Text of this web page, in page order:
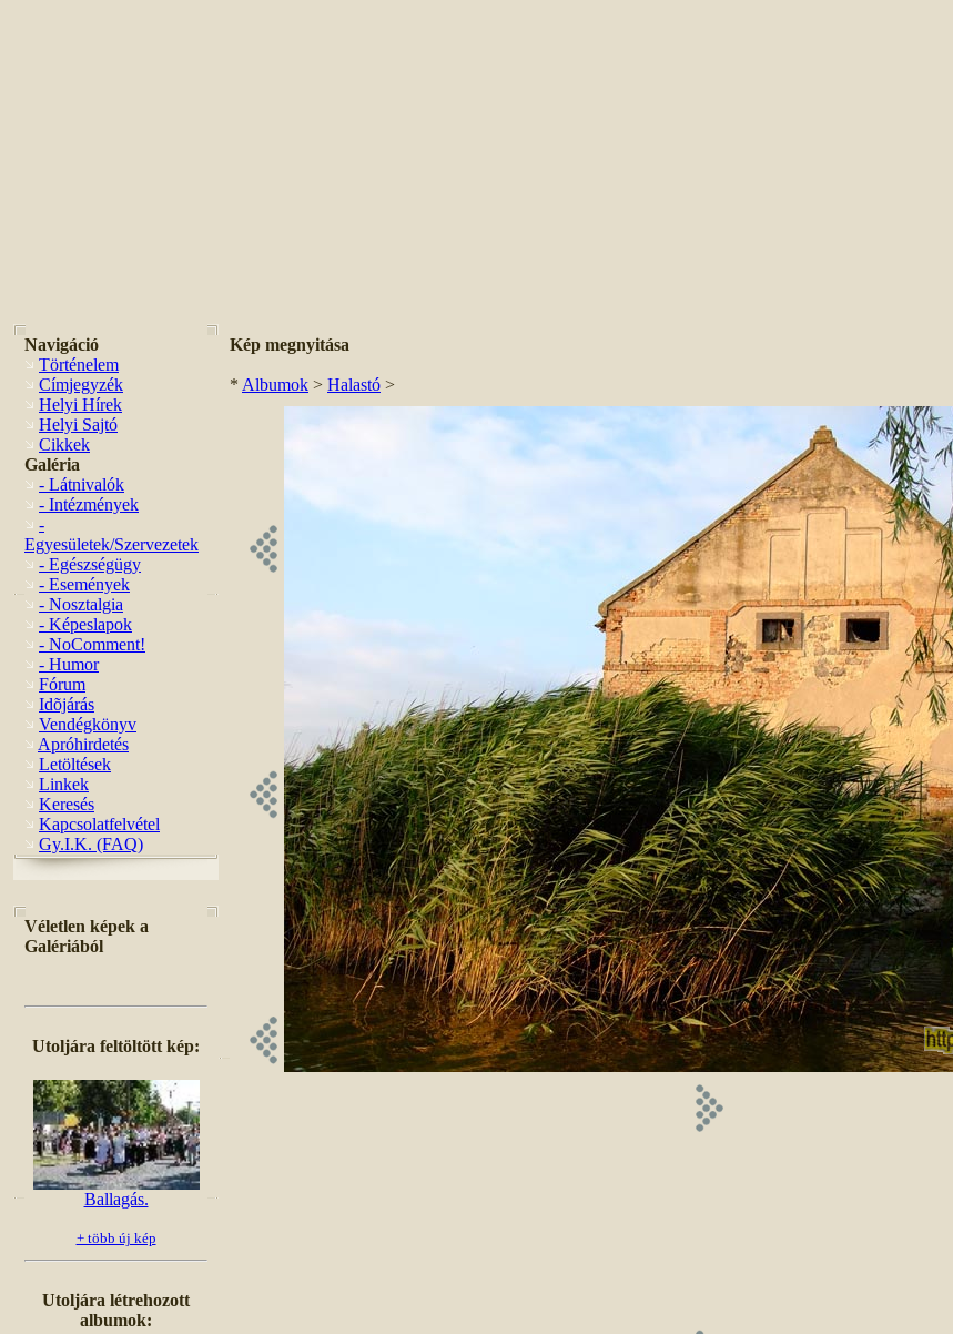
Navigáció
Történelem
Címjegyzék
Helyi Hírek
Helyi Sajtó
Cikkek
Galéria
- Látnivalók
- Intézmények
-
Egyesületek/Szervezetek
- Egészségügy
- Események
- Nosztalgia
- Képeslapok
- NoComment!
- Humor
Fórum
Idõjárás
Vendégkönyv
Apróhirdetés
Letöltések
Linkek
Keresés
Kapcsolatfelvétel
Gy.I.K. (FAQ)
Véletlen képek a
Galériából
Utoljára feltöltött kép:
Ballagás.
+ több új kép
Utoljára létrehozott
albumok:
Kép megnyitása
* Albumok > Halastó >